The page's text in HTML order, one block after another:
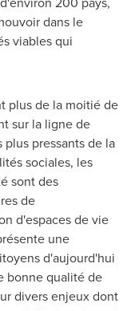
dans le
viables qui
plus de la moitié de
sur la ligne de
pressants de la
sociales, les
sont des
de
d'espaces de vie
une
d'aujourd'hui
bonne qualité de
divers enjeux dont